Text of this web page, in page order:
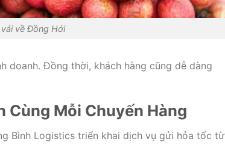
về Đồng Hới
doanh. Đồng thời, khách hàng cũng dễ dàng
Cùng Mỗi Chuyến Hàng
Bình Logistics triển khai dịch vụ gửi hỏa tốc từ